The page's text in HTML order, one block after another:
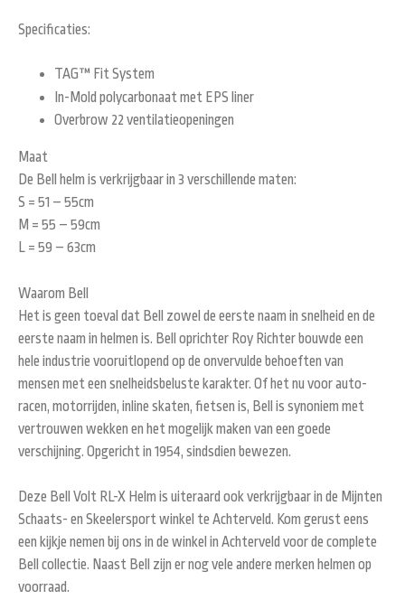
Specificaties:
TAG™ Fit System
In-Mold polycarbonaat met EPS liner
Overbrow 22 ventilatieopeningen
Maat
De Bell helm is verkrijgbaar in 3 verschillende maten:
S = 51 – 55cm
M = 55 – 59cm
L = 59 – 63cm
Waarom Bell
Het is geen toeval dat Bell zowel de eerste naam in snelheid en de
eerste naam in helmen is. Bell oprichter Roy Richterbouwde een
hele industrie vooruitlopend op de onvervulde behoeften van
mensen meteen snelheidsbeluste karakter. Of het nu voorauto-
racen, motorrijden, inline skaten, fietsen is, Bell is synoniem met
vertrouwen wekken en het mogelijk maken van een goede
verschijning. Opgerichtin 1954, sindsdien bewezen.
Deze Bell Volt RL-X Helm is uiteraard ook verkrijgbaar in de Mijnten
Schaats- en Skeelersport winkel te Achterveld. Kom gerust eens
een kijkje nemen bij ons in de winkel in Achterveld voor de complete
Bell collectie. Naast Bell zijn er nog vele andere merken helmen op
voorraad.